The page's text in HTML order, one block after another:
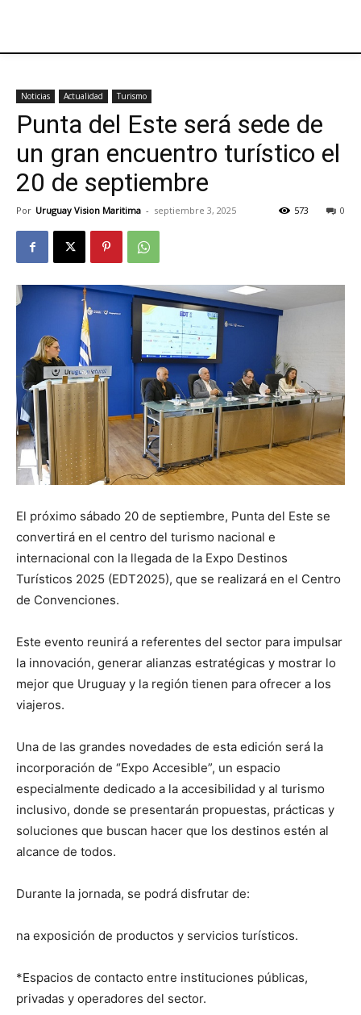
Noticias Actualidad Turismo
Punta del Este será sede de
un gran encuentro turístico el
20 de septiembre
Por Uruguay Vision Maritima - septiembre 3, 2025 0
573
El próximo sábado 20 de septiembre, Punta del Este se
convertirá en el centro del turismo nacional e
internacional con la llegada de la Expo Destinos
Turísticos 2025 (EDT2025), que se realizará en el Centro
de Convenciones.
Este evento reunirá a referentes del sector para impulsar
la innovación, generar alianzas estratégicas y mostrar lo
mejor que Uruguay y la región tienen para ofrecer a los
viajeros.
Una de las grandes novedades de esta edición será la
incorporación de “Expo Accesible”, un espacio
especialmente dedicado a la accesibilidad y al turismo
inclusivo, donde se presentarán propuestas, prácticas y
soluciones que buscan hacer que los destinos estén al
alcance de todos.
Durante la jornada, se podrá disfrutar de:
na exposición de productos y servicios turísticos.
*Espacios de contacto entre instituciones públicas,
privadas y operadores del sector.